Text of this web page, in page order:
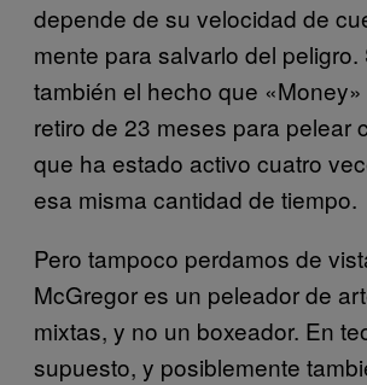
depende de su velocidad de
mente para salvarlo del peligro.
también el hecho que
retiro de 23 meses para pelear
que ha estado activo cuatro
esa misma cantidad de tiempo.
Pero tampoco perdamos de
McGregor es un peleador de
mixtas, y no un boxeador. En
supuesto, y posiblemente